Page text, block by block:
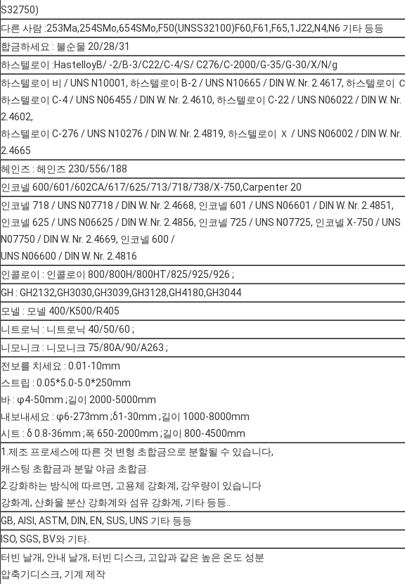
S32750)
다른 사람 :253Ma,254SMo,654SMo,F50(UNSS32100)F60,F61,F65,1J22,N4,N6 기타 등등
합금하세요 : 불순물 20/28/31
하스텔로이 :HastelloyB/ -2/B-3/C22/C-4/S/ C276/C-2000/G-35/G-30/X/N/g
하스텔로이 비 / UNS N10001, 하스텔로이 B-2 / UNS N10665 / DIN W. Nr. 2.4617, 하스텔로이
하스텔로이 C-4 / UNS N06455 / DIN W. Nr. 2.4610, 하스텔로이 C-22 / UNS N06022 / DIN W. Nr.
2.4602,
하스텔로이 C-276 / UNS N10276 / DIN W. Nr. 2.4819, 하스텔로이 Ｘ / UNS N06002 / DIN W. Nr.
2.4665
헤인즈 : 헤인즈 230/556/188
인코넬 600/601/602CA/617/625/713/718/738/X-750,Carpenter 20
인코넬 718 / UNS N07718 / DIN W. Nr. 2.4668, 인코넬 601 / UNS N06601 / DIN W. Nr. 2.4851,
인코넬 625 / UNS N06625 / DIN W. Nr. 2.4856, 인코넬 725 / UNS N07725, 인코넬 X-750 / UNS
N07750 / DIN W. Nr. 2.4669, 인코넬 600 /
UNS N06600 / DIN W. Nr. 2.4816
인콜로이 : 인콜로이 800/800H/800HT/825/925/926 ;
GH : GH2132,GH3030,GH3039,GH3128,GH4180,GH3044
모넬 : 모넬 400/K500/R405
니트로닉 : 니트로닉 40/50/60 ;
니모니크 : 니모니크 75/80A/90/A263 ;
전보를 치세요 : 0.01-10mm
스트립 : 0.05*5.0-5.0*250mm
바 : φ4-50mm ;길이 2000-5000mm
내보내세요 : φ6-273mm ;δ1-30mm ;길이 1000-8000mm
시트 : δ 0.8-36mm ;폭 650-2000mm ;길이 800-4500mm
1.제조 프로세스에 따른 것 변형 초합금으로 분할될 수 있습니다,
캐스팅 초합금과 분말 야금 초합금.
2.강화하는 방식에 따르면, 고용체 강화계, 강우량이 있습니다
강화계, 산화물 분산 강화계와 섬유 강화계, 기타 등등..
GB, AISI, ASTM, DIN, EN, SUS, UNS 기타 등등
ISO, SGS, BV와 기타.
터빈 날개, 안내 날개, 터빈 디스크, 고압과 같은 높은 온도 성분
압축기디스크, 기계 제작